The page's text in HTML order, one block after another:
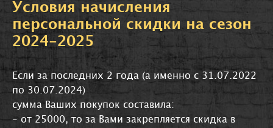
Условия начисления
персональной скидки на сезон
2024-2025
Если за последних 2 года (а именно с 31.07.2022
по 30.07.2024)
сумма Ваших покупок составила:
- от 25000, то за Вами закрепляется скидка в